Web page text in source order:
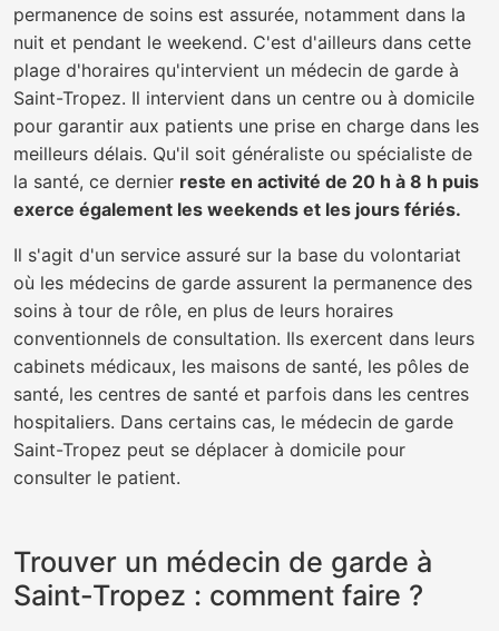
permanence de soins est assurée, notamment dans la
nuit et pendant le weekend. C'est d'ailleurs dans cette
plage d'horaires qu'intervient un médecin de garde à
Saint-Tropez. Il intervient dans un centre ou à domicile
pour garantir aux patients une prise en charge dans les
meilleurs délais. Qu'il soit généraliste ou spécialiste de
la santé, ce dernier reste en activité de 20 h à 8 h puis
exerce également les weekends et les jours fériés.
Il s'agit d'un service assuré sur la base du volontariat
où les médecins de garde assurent la permanence des
soins à tour de rôle, en plus de leurs horaires
conventionnels de consultation. Ils exercent dans leurs
cabinets médicaux, les maisons de santé, les pôles de
santé, les centres de santé et parfois dans les centres
hospitaliers. Dans certains cas, le médecin de garde
Saint-Tropez peut se déplacer à domicile pour
consulter le patient.
Trouver un médecin de garde à
Saint-Tropez : comment faire ?